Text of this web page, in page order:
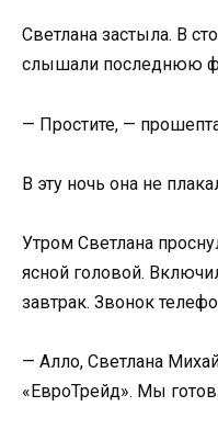
Светлана застыла. В
слышали последнюю
— Простите, —
В эту ночь она не
Утром Светлана
ясной головой.
завтрак. Звонок
— Алло, Светлана
«ЕвроТрейд». Мы